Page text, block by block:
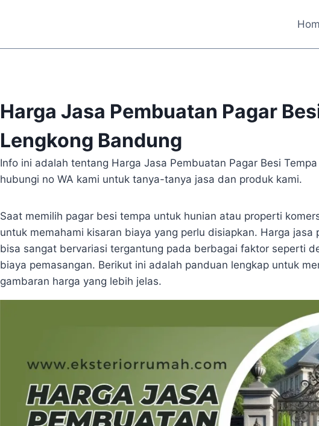
Harga Jasa Pembuatan Pagar
Lengkong Bandung
Info ini adalah tentang Harga Jasa Pembuatan Pagar Besi
hubungi no WA kami untuk tanya-tanya jasa dan produk kami.
Saat memilih pagar besi tempa untuk hunian atau properti
untuk memahami kisaran biaya yang perlu disiapkan. Harga
bisa sangat bervariasi tergantung pada berbagai faktor seperti
biaya pemasangan. Berikut ini adalah panduan lengkap untuk
gambaran harga yang lebih jelas.